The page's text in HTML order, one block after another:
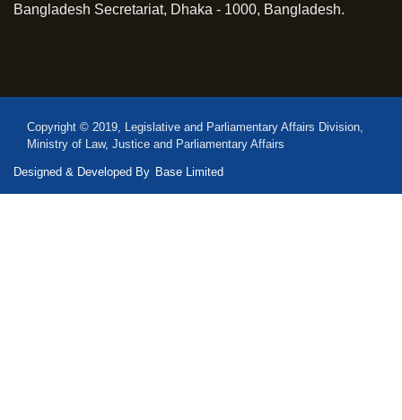
Bangladesh Secretariat, Dhaka - 1000, Bangladesh.
Copyright © 2019, Legislative and Parliamentary Affairs Division,
Ministry of Law, Justice and Parliamentary Affairs
Designed & Developed By Base Limited